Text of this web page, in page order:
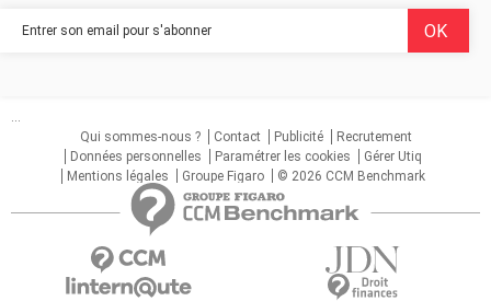
...
Qui sommes-nous ?
Contact Publicité
Recrutement
Données personnelles
Paramétrer les cookies
Gérer Utiq
Mentions légales
Groupe Figaro © 2026 CCM Benchmark